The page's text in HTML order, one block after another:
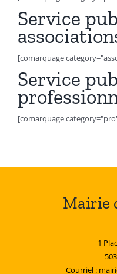
Service
[comarquage
Service
[comarquage
Mairie
1
Courriel :